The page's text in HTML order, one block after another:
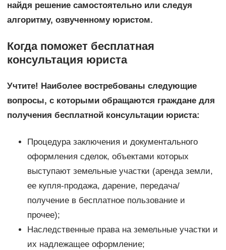
найдя решение самостоятельно или следуя
алгоритму, озвученному юристом.
Когда поможет бесплатная
консультация юриста
Учтите! Наиболее востребованы следующие
вопросы, с которыми обращаются граждане для
получения бесплатной консультации юриста:
Процедура заключения и документального
оформления сделок, объектами которых
выступают земельные участки (аренда земли,
ее купля-продажа, дарение, передача/
получение в бесплатное пользование и
прочее);
Наследственные права на земельные участки и
их надлежащее оформление;